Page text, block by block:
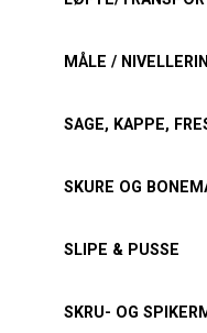
MÅLE /
SAGE, KAPPE,
SKURE OG
SLIPE & PUSSE
SKRU- OG